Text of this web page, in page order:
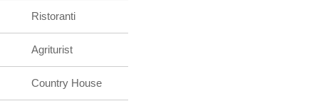
Ristoranti
Agriturist
Country House